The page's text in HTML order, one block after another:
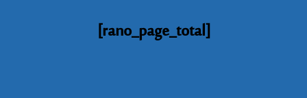
[rano_page_total]